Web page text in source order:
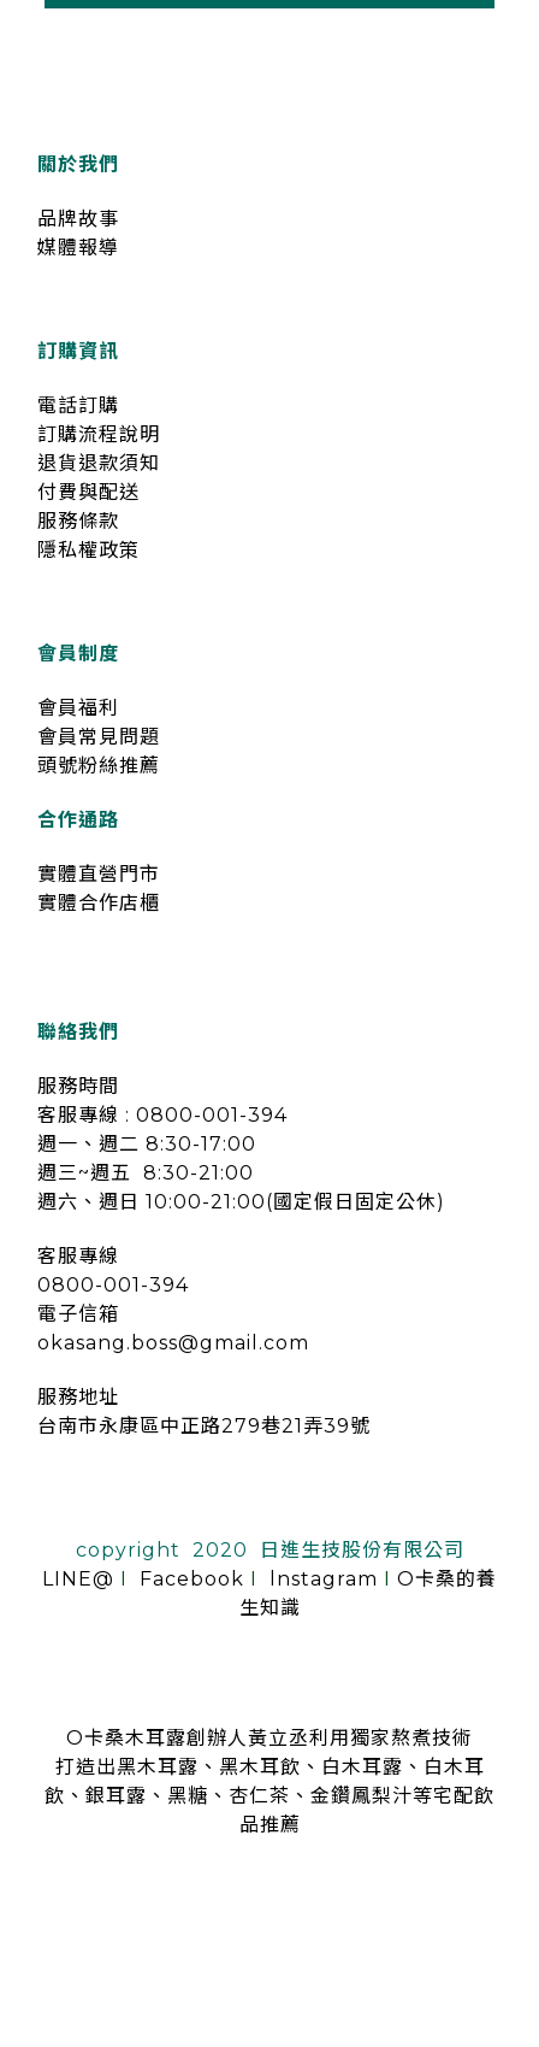
關於我們
品牌故事
媒體報導
訂購資訊
電話訂購
訂購流程說明
退貨退款須知
付費與配送
服務條款
隱私權政策
會員制度
會員福利
會員常見問題
頭號粉絲推薦
合作通路
實體直營門市
實體合作店櫃
聯絡我們
服務時間
客服專線 : 0800-001-394
週一、週二 8:30-17:00
週三~週五 8:30-21:00
週六、週日 10:00-21:00(國定假日固定公休)
客服專線
0800-001-394
電子信箱
okasang.boss@gmail.com
服務地址
台南市永康區中正路279巷21弄39號
copyright 2020 日進生技股份有限公司
LINE@ I Facebook I lnstagram I O卡桑的養
生知識
O卡桑木耳露創辦人黃立丞利用獨家熬煮技術
打造出黑木耳露、黑木耳飲、白木耳露、白木耳
飲、銀耳露、黑糖、杏仁茶、金鑽鳳梨汁等宅配飲
品推薦